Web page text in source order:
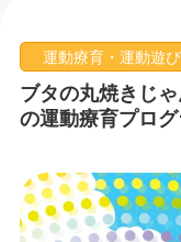
運動療育・運動遊び
ブタの丸焼きじ
の運動療育プロ